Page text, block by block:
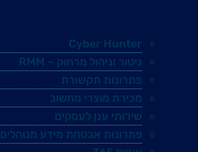
Cyber Hunter
ניטור וניהול מרחוק – RMM
פתרונות תקשורת
מכירת מוצרי מחשוב
שירותי ענן לעסקים
פתרונות אבטחת מידע מנוהלים